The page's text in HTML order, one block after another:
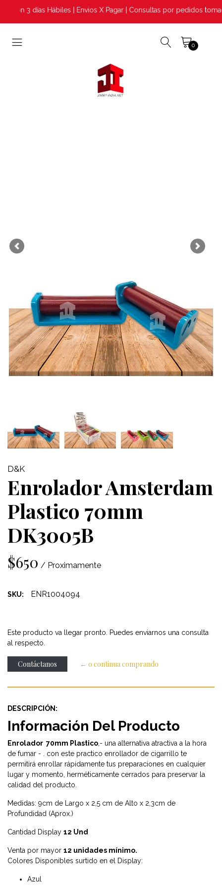
3 días Hábiles | Envios X Pagar | Consultas por pedidos
0
Previous Next
D&K
Enrolador Amsterdam
Plastico 70mm
DK3005B
$650 / Proximamente
SKU: ENR1004094
Este producto va llegar pronto. Puedes enviarnos una consulta
al respecto.
Contáctanos ← o continua comprando
DESCRIPCIÓN:
Información Del Producto
Enrolador 70mm Plastico ,- una alternativa atractiva a la hora
de fumar - . con este practico enrollador de cigarrillo te
permitirá enrollar rápidamente tus preparaciones en cualquier
lugar y momento, herméticamente cerrados para preservar la
calidad del producto.
Medidas: 9cm de Largo x 2,5 cm de Alto x 2,3cm de
Profundidad (Aprox.)
Cantidad Display 12 Und
Venta por mayor 12 unidades mínimo.
Colores Disponibles surtido en el Display:
Azul